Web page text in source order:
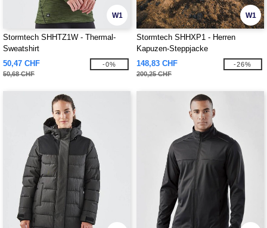
W1
Stormtech SHHTZ1W - Thermal-
Sweatshirt
50,47 CHF
50,68 CHF
-0%
W1
Stormtech SHHXP1 - Herren
Kapuzen-Steppjacke
148,83 CHF
200,25 CHF
-26%